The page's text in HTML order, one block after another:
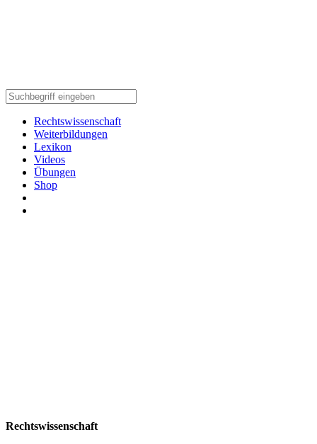
Rechtswissenschaft
Weiterbildungen
Lexikon
Videos
Übungen
Shop
Rechtswissenschaft